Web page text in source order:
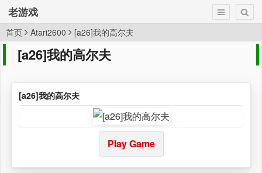
老游戏
首页 Atari2600 [a26]我的高尔夫
[a26]我的高尔夫
[a26]我的高尔夫
Play Game